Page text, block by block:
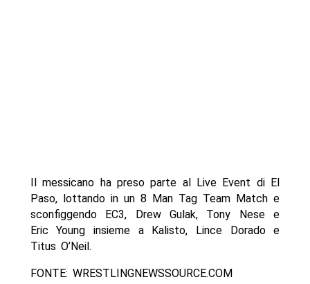
Il messicano ha preso parte al Live Event di El
Paso, lottando in un 8 Man Tag Team Match e
sconfiggendo EC3, Drew Gulak, Tony Nese e
Eric Young insieme a Kalisto, Lince Dorado e
Titus O’Neil.
FONTE: WRESTLINGNEWSSOURCE.COM